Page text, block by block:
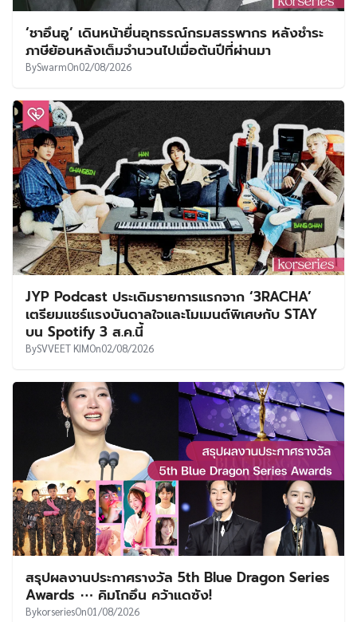
‘ชาอึนอู’ เดินหน้ายื่นอุทธรณ์กรมสรรพากร หลังชำระ
ภาษีย้อนหลังเต็มจำนวนไปเมื่อต้นปีที่ผ่านมา
BySwarmOn02/08/2026
JYP Podcast ประเดิมรายการแรกจาก ‘3RACHA’
เตรียมแชร์แรงบันดาลใจและโมเมนต์พิเศษกับ STAY
บน Spotify 3 ส.ค.นี้
BySVVEET KIMOn02/08/2026
สรุปผลงานประกาศรางวัล 5th Blue Dragon Series
Awards ⋯ คิมโกอึน คว้าแดซัง!
BykorseriesOn01/08/2026